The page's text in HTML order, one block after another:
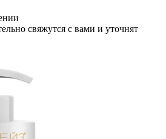
свяжутся с вами и уточнят